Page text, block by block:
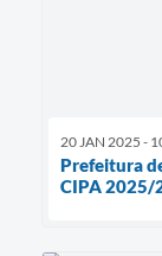
20 JAN 2025 -
Prefeitura
CIPA 2025/